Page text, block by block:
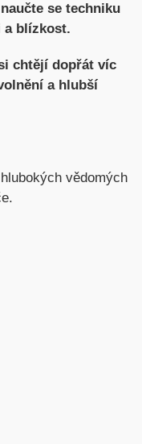
se techniku
a blízkost.
chtějí dopřát víc
a hlubší
vědomých